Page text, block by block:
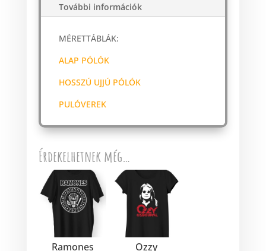
További információk
MÉRETTÁBLÁK:
ALAP PÓLÓK
HOSSZÚ UJJÚ PÓLÓK
PULÓVEREK
Érdekelhetnek még…
Ramones Ozzy